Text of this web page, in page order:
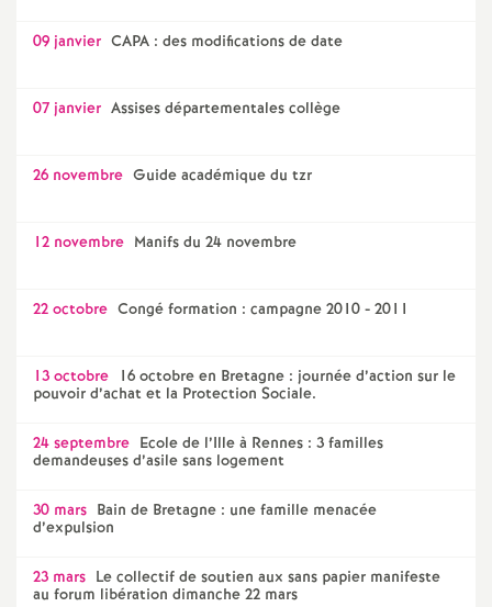
09 janvier CAPA : des modifications de date
07 janvier Assises départementales collège
26 novembre Guide académique du tzr
12 novembre Manifs du 24 novembre
22 octobre Congé formation : campagne 2010 - 2011
13 octobre 16 octobre en Bretagne : journée d’action sur le
pouvoir d’achat et la Protection Sociale.
24 septembre Ecole de l’Ille à Rennes : 3 familles
demandeuses d’asile sans logement
30 mars Bain de Bretagne : une famille menacée
d’expulsion
23 mars Le collectif de soutien aux sans papier manifeste
au forum libération dimanche 22 mars